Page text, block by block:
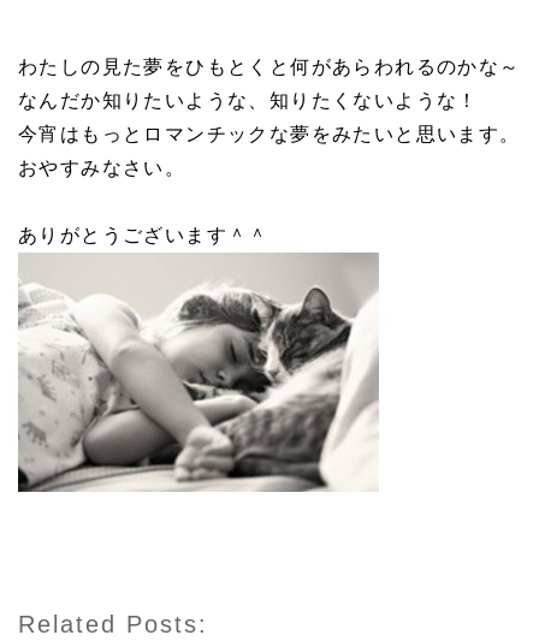
わたしの見た夢をひもとくと何があらわれるのかな～
なんだか知りたいような、知りたくないような！
今宵はもっとロマンチックな夢をみたいと思います。
おやすみなさい。
ありがとうございます＾＾
Related Posts: